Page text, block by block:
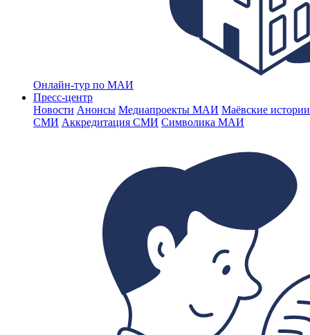
Онлайн-тур по МАИ
Пресс-центр
Новости Анонсы Медиапроекты МАИ Маёвские
СМИ Аккредитация СМИ Символика МАИ